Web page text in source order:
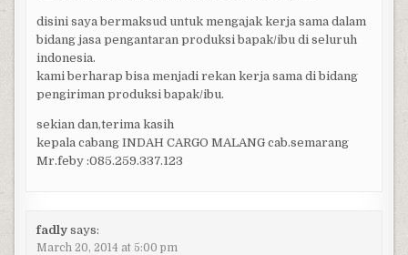
disini saya bermaksud untuk mengajak kerja sama dalam
bidang jasa pengantaran produksi bapak/ibu di seluruh
indonesia.
kami berharap bisa menjadi rekan kerja sama di bidang
pengiriman produksi bapak/ibu.
sekian dan,terima kasih
kepala cabang INDAH CARGO MALANG cab.semarang
Mr.feby :085.259.337.123
fadly says:
March 20, 2014 at 5:00 pm